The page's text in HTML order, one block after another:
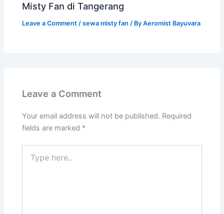
Misty Fan di Tangerang
Leave a Comment /sewa misty fan / ByAeromist Bayuvara
Leave a Comment
Your email address will not be published. Required
fields are marked *
here..